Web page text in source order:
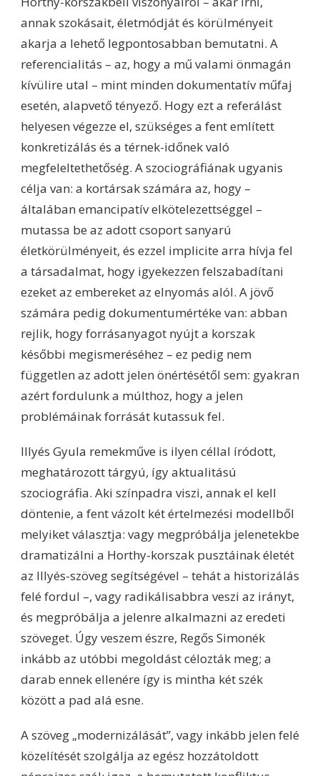
annak szokásait, életmódját és körülményeit
akarja a lehető legpontosabban bemutatni. A
referencialitás – az, hogy a mű valami önmagán
kívülire utal – mint minden dokumentatív műfaj
esetén, alapvető tényező. Hogy ezt a referálást
helyesen végezze el, szükséges a fent említett
konkretizálás és a térnek-időnek való
megfeleltethetőség. A szociográfiának ugyanis
célja van: a kortársak számára az, hogy –
általában emancipatív elkötelezettséggel –
mutassa be az adott csoport sanyarú
életkörülményeit, és ezzel implicite arra hívja fel
a társadalmat, hogy igyekezzen felszabadítani
ezeket az embereket az elnyomás alól. A jövő
számára pedig dokumentumértéke van: abban
rejlik, hogy forrásanyagot nyújt a korszak
későbbi megismeréséhez – ez pedig nem
független az adott jelen önértésétől sem: gyakran
azért fordulunk a múlthoz, hogy a jelen
problémáinak forrását kutassuk fel.
Illyés Gyula remekműve is ilyen céllal íródott,
meghatározott tárgyú, így aktualitású
szociográfia. Aki színpadra viszi, annak el kell
döntenie, a fent vázolt két értelmezési modellből
melyiket választja: vagy megpróbálja jelenetekbe
dramatizálni a Horthy-korszak pusztáinak életét
az Illyés-szöveg segítségével – tehát a historizálás
felé fordul –, vagy radikálisabbra veszi az irányt,
és megpróbálja a jelenre alkalmazni az eredeti
szöveget. Úgy veszem észre, Regős Simonék
inkább az utóbbi megoldást célozták meg; a
darab ennek ellenére így is mintha két szék
között a pad alá esne.
A szöveg „modernizálását”, vagy inkább jelen felé
közelítését szolgálja az egész hozzátoldott